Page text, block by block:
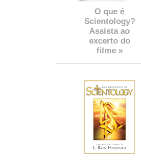
O que é
Scientology?
Assista ao
excerto do
filme »